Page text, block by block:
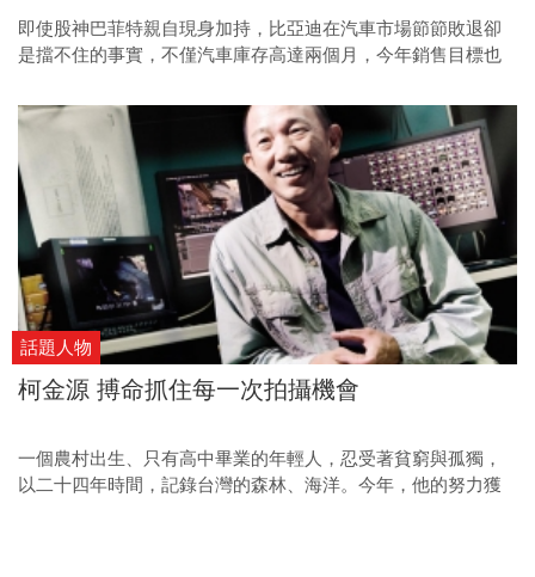
即使股神巴菲特親自現身加持，比亞迪在汽車市場節節敗退卻
是擋不住的事實，不僅汽車庫存高達兩個月，今年銷售目標也
了什麼事？王傳福該如何因應？
話題人物
柯金源 搏命抓住每一次拍攝機會
一個農村出生、只有高中畢業的年輕人，忍受著貧窮與孤獨，
以二十四年時間，記錄台灣的森林、海洋。今年，他的努力獲